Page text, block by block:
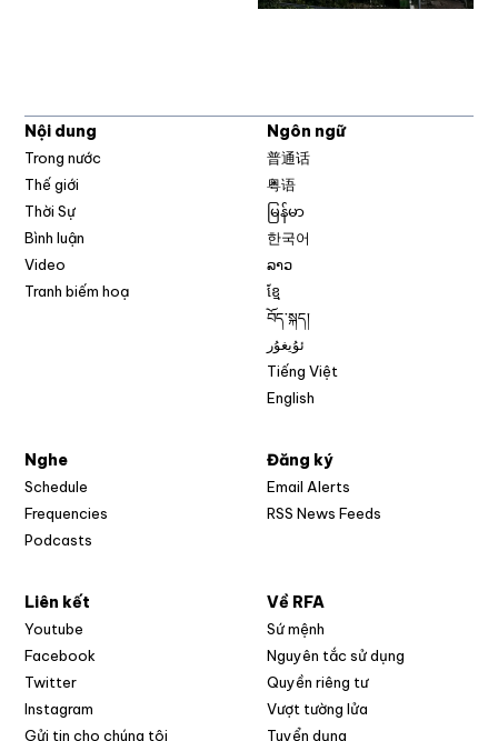
Nội dung
Trong nước
Thế giới
Thời Sự
Bình luận
Video
Tranh biếm hoạ
Ngôn ngữ
普通话
粤语
မြန်မာ
한국어
ລາວ
ខ្មែ
བོད་སྐད།
ئۇيغۇر
Tiếng Việt
English
Nghe
Schedule
Frequencies
Podcasts
Đăng ký
Email Alerts
RSS News Feeds
Liên kết
Youtube
Facebook
Twitter
Instagram
Gửi tin cho chúng tôi
Về RFA
Sứ mệnh
Nguyên tắc sử dụng
Quyền riêng tư
Vượt tường lửa
Tuyển dụng